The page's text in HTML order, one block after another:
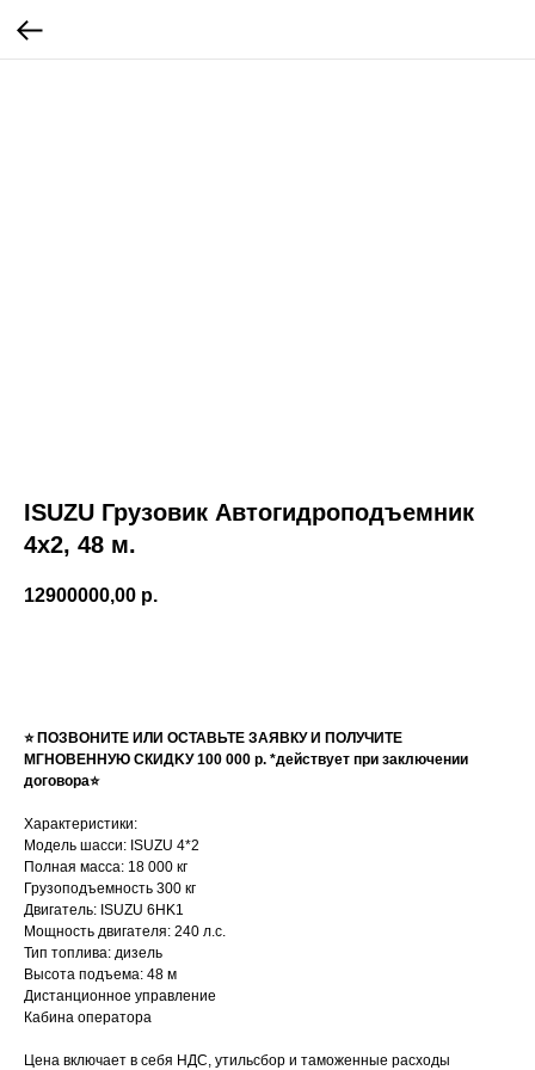
ISUZU Грузовик Автогидроподъемник
4х2, 48 м.
12900000,00 р.
⭐ ПОЗBОHИТЕ ИЛИ ОСТАВЬТЕ ЗАЯВКУ И ПOЛУЧИТЕ
MГHОВEHHУЮ CКИДKУ 100 000 р. *действует при заключении
договора⭐
Характеристики:
Модель шасси: ISUZU 4*2
Полная масса: 18 000 кг
Грузоподъемность 300 кг
Двигатель: ISUZU 6HK1
Мощность двигателя: 240 л.с.
Тип топлива: дизель
Высота подъема: 48 м
Дистанционное управление
Кабина оператора
Цена включает в себя НДС, утильсбор и таможенные расходы